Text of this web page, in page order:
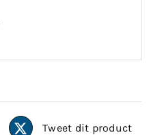
Tweet dit product